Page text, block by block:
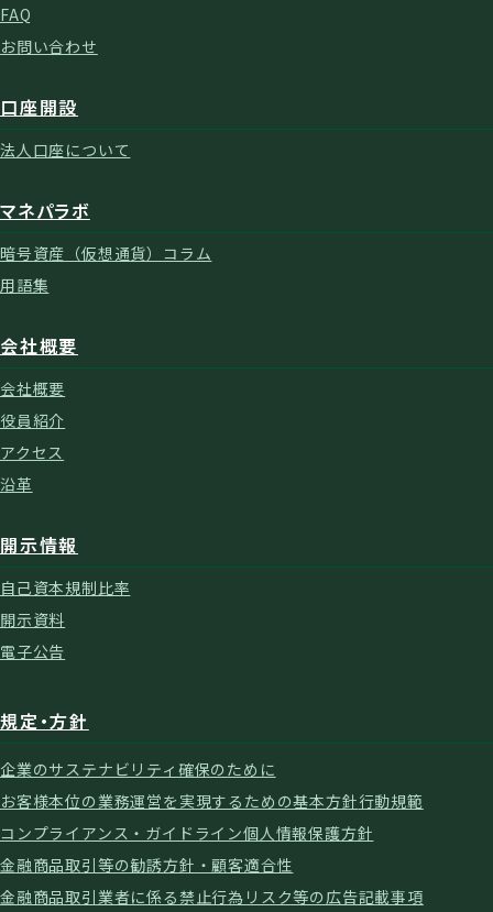
FAQ
お問い合わせ
口座開設
法人口座について
マネパラボ
暗号資産（仮想通貨）コラム
用語集
会社概要
会社概要
役員紹介
アクセス
沿革
開示情報
自己資本規制比率
開示資料
電子公告
規定・方針
企業のサステナビリティ確保のために
お客様本位の業務運営を実現するための基本方針行動規範
コンプライアンス・ガイドライン個人情報保護方針
金融商品取引等の勧誘方針・顧客適合性
金融商品取引業者に係る禁止行為 リスク等の広告記載事項